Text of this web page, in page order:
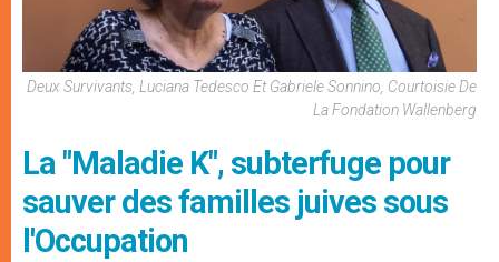
Deux Survivants, Luciana Tedesco Et Gabriele Sonnino, Courtoisie De
La Fondation Wallenberg
La "Maladie K", subterfuge pour
sauver des familles juives sous
l'Occupation